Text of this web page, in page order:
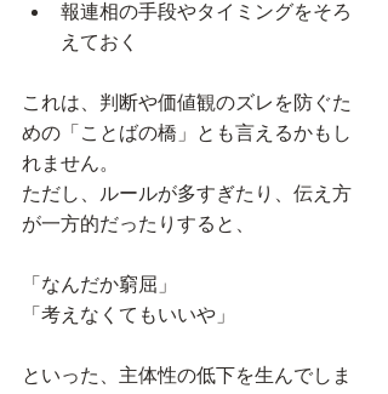
報連相の手段やタイミングをそろ
えておく
これは、判断や価値観のズレを防ぐた
めの「ことばの橋」とも言えるかもし
れません。
ただし、ルールが多すぎたり、伝え方
が一方的だったりすると、
「なんだか窮屈」
「考えなくてもいいや」
といった、主体性の低下を生んでしま